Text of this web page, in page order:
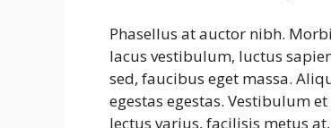
Phasellus at auctor nibh.
lacus vestibulum, luctus
sed, faucibus eget massa.
egestas egestas. Vestibulum
lectus varius, facilisis metus